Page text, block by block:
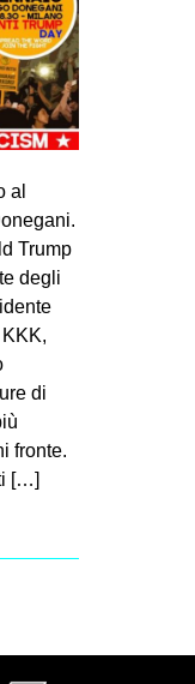
al
Trump
degli
di
fronte.
[…]